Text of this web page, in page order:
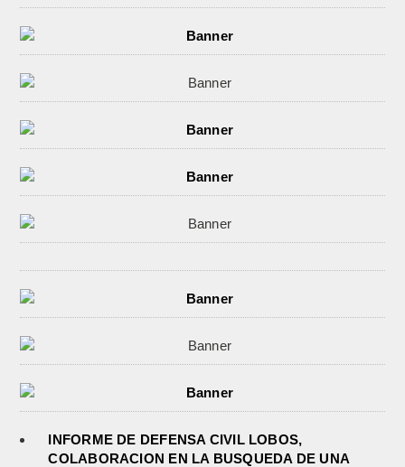
INFORME DE DEFENSA CIVIL LOBOS,
COLABORACION EN LA BUSQUEDA DE UNA